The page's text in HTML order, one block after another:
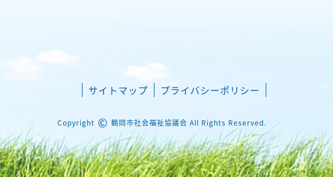
サイトマップ プライバシーポリシー
Copyright © 鶴岡市社会福祉協議会 All Rights Reserved.